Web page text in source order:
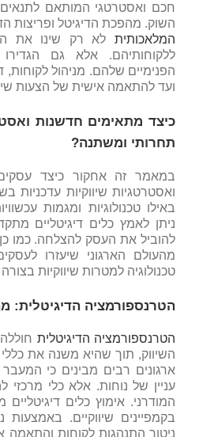
חכם ואסטרטגי המותאם
השוק. מהפכת הדיגיטל ופריצות
המלאכותית לא רק שינו את
ללקוחותיהם. אלא גם
הפנימיים שלהם. מניהול לקוחות,
ועד להתאמה אישית של הצעות
כיצד מתאימים חדשנות
תחרותי ומשתנה?
במאמר זה אחקור כיצד
ואסטרטגיות שיווקיות עדכניות
באילו טכנולוגיות ומגמות
ניתן לאמץ כלים דיגיטליים
להוביל את העסק להצלחה. כמו
מהעולם הארגוני שיעזרו
טכנולוגיה למטרות שיווקיות
הטרנספורמציה הדיגיטלית:
הטרנספורמציה הדיגיטלית
השיווק, תוך שהיא משנה את
ארגונים רבים מבינים כי המעבר
עניין של נוחות. אלא כלי מרכזי
המודרני. אימוץ כלים
בקמפיינים שיווקיים. באמצעות
ניטור התנהגות לקוחות והתאמה